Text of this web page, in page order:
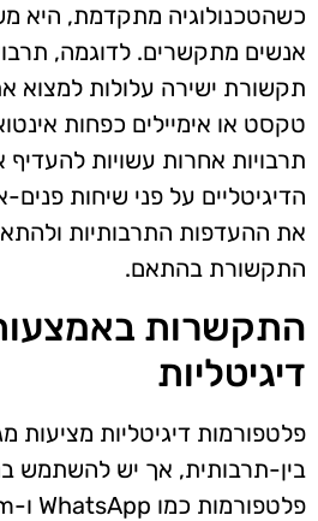
כשהטכנולוגיה מתקדמת, היא
אנשים מתקשרים. לדוגמה,
תקשורת ישירה עלולות למצוא
טקסט או אימיילים כפחות
תרבויות אחרות עשויות
הדיגיטליים על פני שיחות
את ההעדפות התרבותיות
התקשורת בהתאם.
התקשרות
דיגיטליות
פלטפורמות דיגיטליות מציעות
בין-תרבותית, אך יש להשתמש